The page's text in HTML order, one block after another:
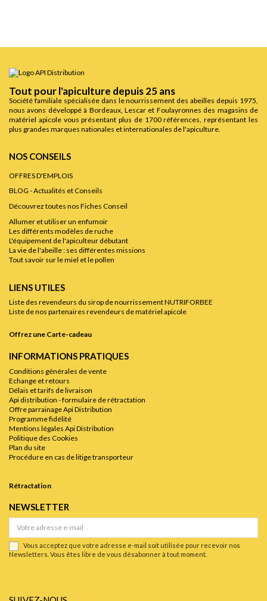
Tout pour l'apiculture depuis 25 ans
Société familiale spécialisée dans le nourrissement des abeilles depuis 1975,
nous avons développé à Bordeaux, Lescar et Foulayronnes des magasins de
matériel apicole vous présentant plus de 1700 références, représentant les
plus grandes marques nationales et internationales de l'apiculture.
NOS CONSEILS
OFFRES D'EMPLOIS
BLOG - Actualités et Conseils
Découvrez toutes nos Fiches Conseil
Allumer et utiliser un enfumoir
Les différents modèles de ruche
L'équipement de l'apiculteur débutant
La vie de l'abeille : ses différentes missions
Tout savoir sur le miel et le pollen
LIENS UTILES
Liste des revendeurs du sirop de nourrissement NUTRIFORBEE
Liste de nos partenaires revendeurs de matériel apicole
Offrez une Carte-cadeau
INFORMATIONS PRATIQUES
Conditions générales de vente
Echange et retours
Délais et tarifs de livraison
Api distribution - formulaire de rétractation
Offre parrainage Api Distribution
Programme fidélité
Mentions légales Api Distribution
Politique des Cookies
Plan du site
Procédure en cas de litige transporteur
Rétractation
NEWSLETTER
Vous acceptez que votre adresse e-mail soit utilisée pour recevoir nos
Newsletters. Vous êtes libre de vous désabonner à tout moment.